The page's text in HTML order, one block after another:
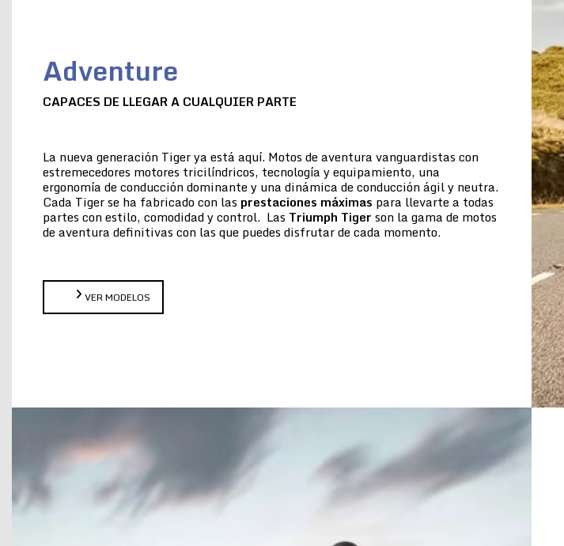
Adventure
CAPACES DE LLEGAR A CUALQUIER PARTE
La nueva generación Tiger ya está aquí. Motos de aventura vanguardistas con
estremecedores motores tricilíndricos, tecnología y equipamiento, una
ergonomía de conducción dominante y una dinámica de conducción ágil y neutra.
Cada Tiger se ha fabricado con las prestaciones máximas para llevarte a todas
partes con estilo, comodidad y control. Las Triumph Tiger son la gama de motos
de aventura definitivas con las que puedes disfrutar de cada momento.
VER MODELOS